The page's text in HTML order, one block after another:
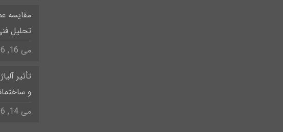
مقایسه
تحلیل
می 16, 2026
تأثیر
و
می 14, 2026